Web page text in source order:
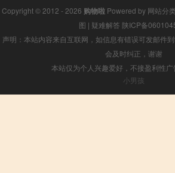
Copyright © 2012 - 2026 购物啦 Powered by 网站分
图 | 疑难解答 陕ICP备
声明：本站内容来自互联网，如信息有错误可发邮件
会及时纠正，谢谢
本站仅为个人兴趣爱好，不接盈利性
小男孩